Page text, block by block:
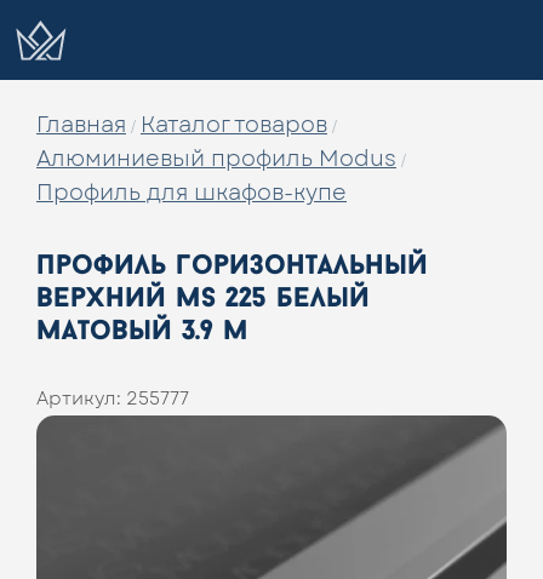
Главная / Каталог товаров /
Алюминиевый профиль Modus /
Профиль для шкафов-купе
профиль горизонтальный
верхний ms 225 белый
матовый 3.9 м
Артикул: 255777